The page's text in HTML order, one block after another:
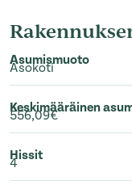
Asumismuoto
Asokoti
Keskimääräinen
556,09€
Hissit
4